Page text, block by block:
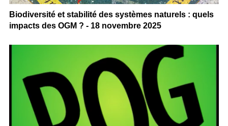
Biodiversité et stabilité des systèmes naturels : quels
impacts des OGM ? - 18 novembre 2025